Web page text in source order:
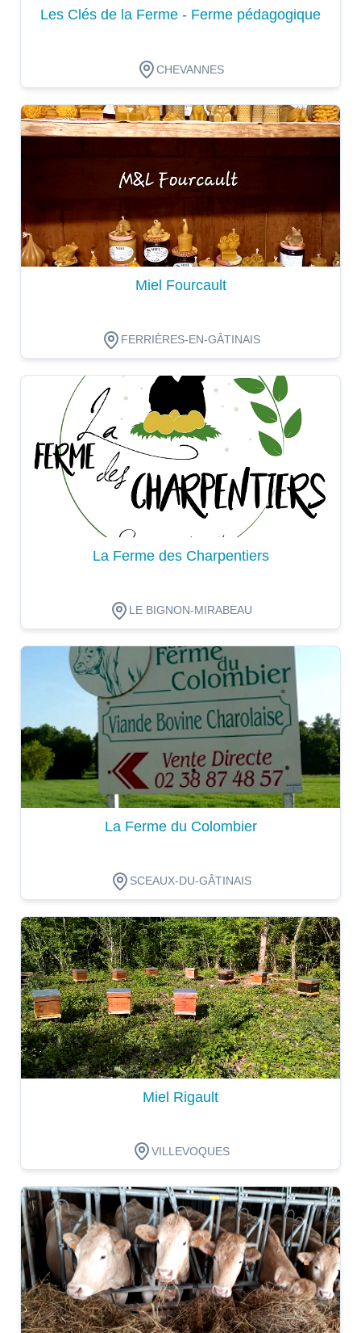
Les Clés de la Ferme - Ferme pédagogique
CHEVANNES
Dégustation
Miel Fourcault
FERRIÈRES-EN-GÂTINAIS
Dégustation
La Ferme des Charpentiers
LE BIGNON-MIRABEAU
Dégustation
La Ferme du Colombier
SCEAUX-DU-GÂTINAIS
Dégustation
Miel Rigault
VILLEVOQUES
Dégustation